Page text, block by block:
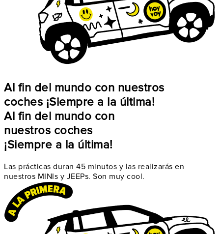
Al fin del mundo con nuestros
coches ¡Siempre a la última!
Al fin del mundo con
nuestros coches
¡Siempre a la última!
Las prácticas duran 45 minutos y las realizarás en
nuestros MINIs y JEEPs. Son muy cool.